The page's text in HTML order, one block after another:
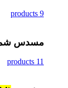
9 products
مسدس
11 products